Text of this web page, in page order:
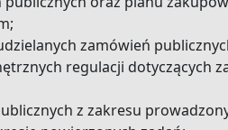
zamówień
regulacji dotyczących
z zakresu